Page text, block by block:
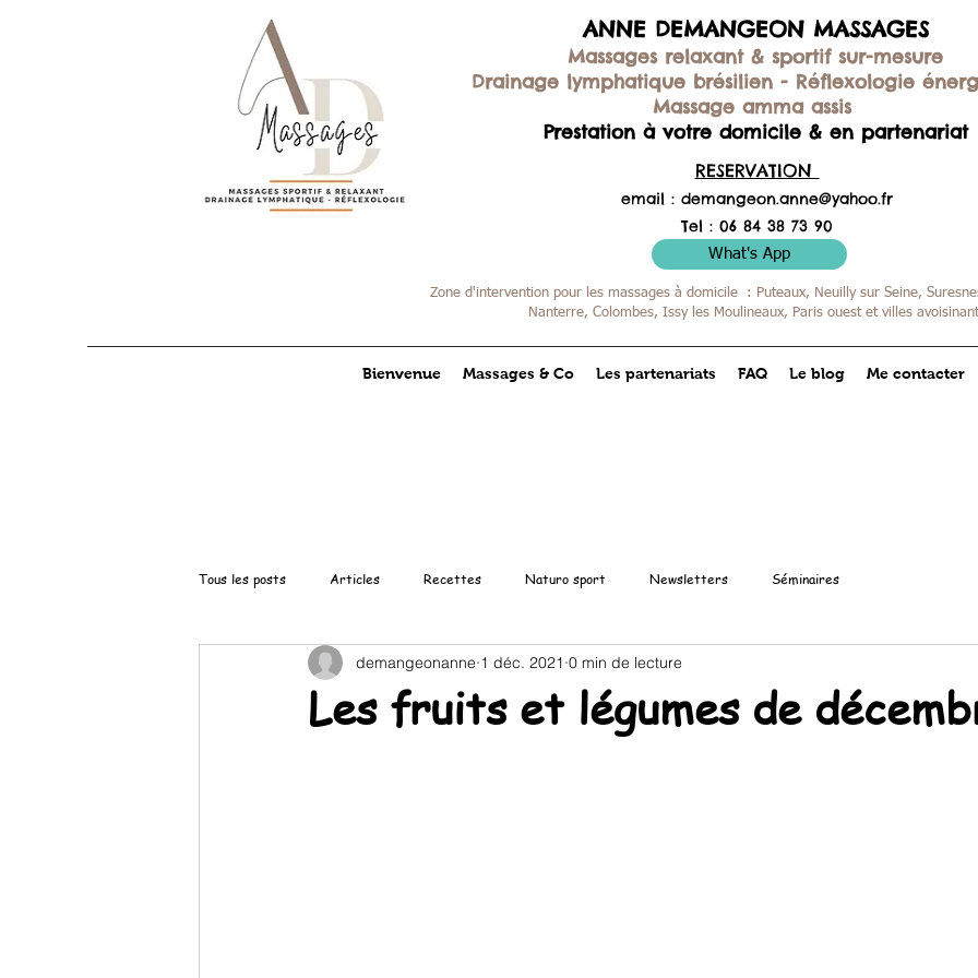
ANNE DEMANGEON MASSAGES
Massages relaxant & sportif sur-mesure
Drainage lymphatique brésilien - Réflexologie
Massage amma assis
Prestation à votre domicile & en partenariat
RESERVATION
email : demangeon.anne@yahoo.fr
Tel : 06 84 38 73 90
Zone d'intervention pour les massages à domicile : Puteaux, Neuilly sur Seine,
Nanterre, Colombes, Issy les Moulineaux, Paris ouest et villes
What's App
Bienvenue Massages & Co Les partenariats FAQ Le blog Me contacter
Tous les posts Articles Recettes Naturo sport Newsletters Séminaires
Les fruits et légumes de
demangeonanne 1 déc. 2021 0 min de lecture